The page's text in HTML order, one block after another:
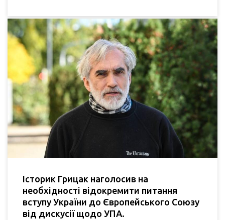
Історик Грицак наголосив на
необхідності відокремити питання
вступу України до Європейського Союзу
від дискусії щодо УПА.